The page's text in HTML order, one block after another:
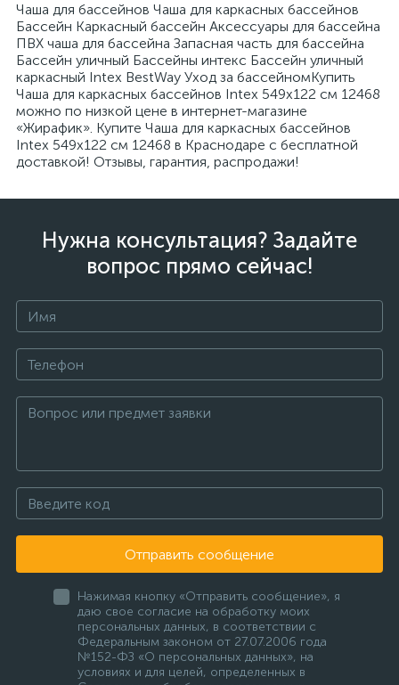
Чаша для бассейнов Чаша для каркасных бассейнов
Бассейн Каркасный бассейн Аксессуары для бассейна
ПВХ чаша для бассейна Запасная часть для бассейна
Бассейн уличный Бассейны интекс Бассейн уличный
каркасный Intex BestWay Уход за бассейномКупить
Чаша для каркасных бассейнов Intex 549х122 см 12468
можно по низкой цене в интернет-магазине
«Жирафик». Купите Чаша для каркасных бассейнов
Intex 549х122 см 12468 в Краснодаре с бесплатной
доставкой! Отзывы, гарантия, распродажи!
Нужна консультация? Задайте
вопрос прямо сейчас!
Отправить сообщение
Нажимая кнопку «Отправить сообщение», я
даю свое согласие на обработку моих
персональных данных, в соответствии с
Федеральным законом от 27.07.2006 года
№152-ФЗ «О персональных данных», на
условиях и для целей, определенных в